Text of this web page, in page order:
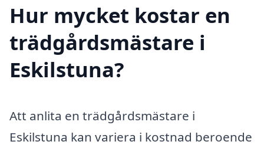
Hur mycket kostar en
trädgårdsmästare i
Eskilstuna?
Att anlita en trädgårdsmästare i
Eskilstuna kan variera i kostnad beroende